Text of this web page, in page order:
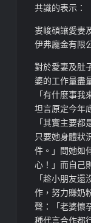
共識的表示：
婁峻碩讓愛妻
伊弗龐金有限
對於愛妻及肚
婆的工作量盡
「有什麼事
坦言原定今年
「其實主要
只要她身體狀
件。」問她如
心！」而自己
「趁小朋友
作，努力賺奶
聲：「老婆懷
種代言合作都